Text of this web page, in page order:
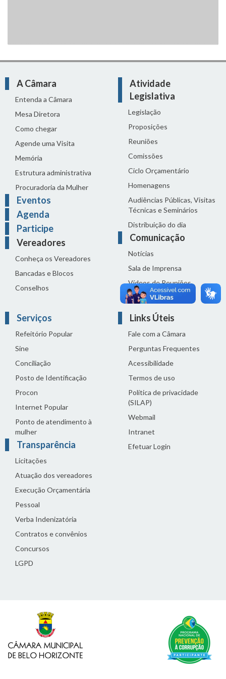
A Câmara
Entenda a Câmara
Mesa Diretora
Como chegar
Agende uma Visita
Memória
Estrutura administrativa
Procuradoria da Mulher
Eventos
Agenda
Participe
Vereadores
Conheça os Vereadores
Bancadas e Blocos
Conselhos
Atividade
Legislativa
Legislação
Proposições
Reuniões
Comissões
Ciclo Orçamentário
Homenagens
Audiências Públicas, Visitas
Técnicas e Seminários
Distribuição do dia
Comunicação
Notícias
Sala de Imprensa
Vídeos de Reuniões
Solenidades
Serviços
Refeitório Popular
Sine
Conciliação
Posto de Identificação
Procon
Internet Popular
Ponto de atendimento à
mulher
Transparência
Licitações
Atuação dos vereadores
Execução Orçamentária
Pessoal
Verba Indenizatória
Contratos e convênios
Concursos
LGPD
Links Úteis
Fale com a Câmara
Perguntas Frequentes
Acessibilidade
Termos de uso
Política de privacidade
(SILAP)
Webmail
Intranet
Efetuar Login